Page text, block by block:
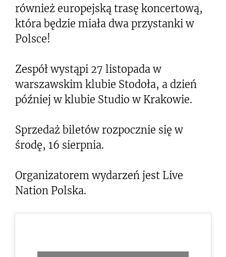
również europejską trasę koncertową,
która będzie miała dwa przystanki w
Polsce!
Zespół wystąpi 27 listopada w
warszawskim klubie Stodoła, a dzień
później w klubie Studio w Krakowie.
Sprzedaż biletów rozpocznie się w
środę, 16 sierpnia.
Organizatorem wydarzeń jest Live
Nation Polska.